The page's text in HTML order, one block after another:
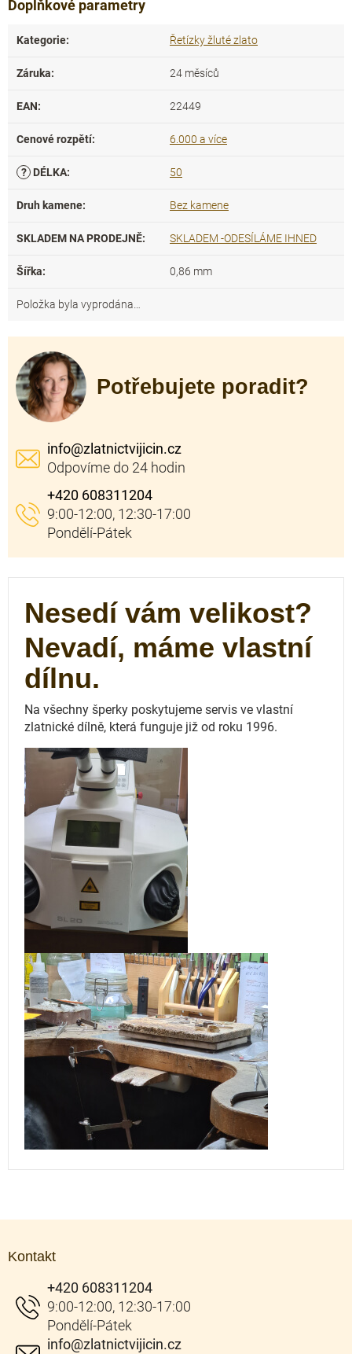
Doplňkové parametry
Kategorie: Řetízky žluté zlato
Záruka: 24 měsíců
EAN: 22449
Cenové rozpětí: 6.000 a více
? DÉLKA: 50
Druh kamene: Bez kamene
SKLADEM NA PRODEJNĚ: SKLADEM -ODESÍLÁME IHNED
Šířka: 0,86 mm
Položka byla vyprodána…
Potřebujete poradit?
info@zlatnictvijicin.cz
+420 608311204
Nesedí vám velikost?
Nevadí, máme vlastní
dílnu.
Na všechny šperky poskytujeme servis ve vlastní
zlatnické dílně, která funguje již od roku 1996.
Kontakt
info@zlatnictvijicin.cz
+420 608311204